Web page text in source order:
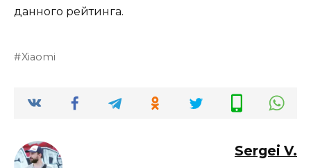
данного рейтинга.
Xiaomi
Sergei V.